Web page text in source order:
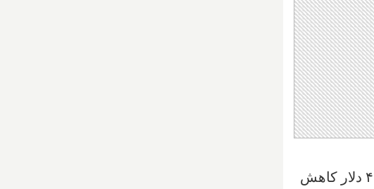
طبق اعلان این شرکت از همین فردا هزینه کارت‌های پرس‌تو از قیمت فعلی ۶ دلار، به ۴ دلار کاهش